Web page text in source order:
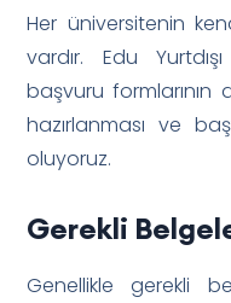
Her üniversitenin
vardır. Edu
başvuru formlarının
hazırlanması ve
oluyoruz.
Gerekli
Genellikle gerekli